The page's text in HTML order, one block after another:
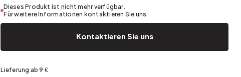
Garten und Terrasse
Frühjahrsaufräumen
Dieses Produkt ist nicht mehr verfügbar.
Für weitere Informationen kontaktieren Sie uns.
Kontaktieren Sie uns
Lieferung ab 9 €